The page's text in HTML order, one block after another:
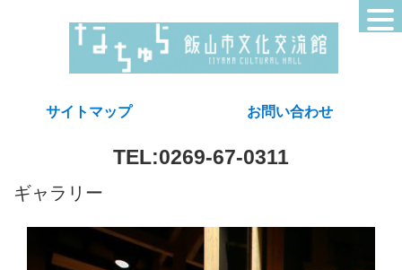
サイトマップ お問い合わせ
TEL:0269-67-0311
ギャラリー